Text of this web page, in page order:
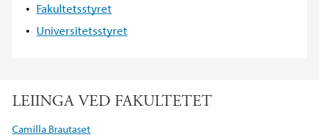
Fakultetsstyret
Universitetsstyret
LEIINGA VED FAKULTETET
Camilla Brautaset